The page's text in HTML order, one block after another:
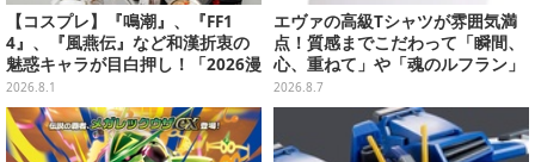
【コスプレ】『鳴潮』、『FF1
4』、『風燕伝』など和漢折衷の
魅惑キャラが目白押し！「2026漫
画博覧会」美麗レイヤー13選【写
真39枚】
2026.8.1
エヴァの高級Tシャツが雰囲気満
点！質感までこだわって「瞬間、
心、重ねて」や「魂のルフラン」
をフィーチャー
2026.8.7